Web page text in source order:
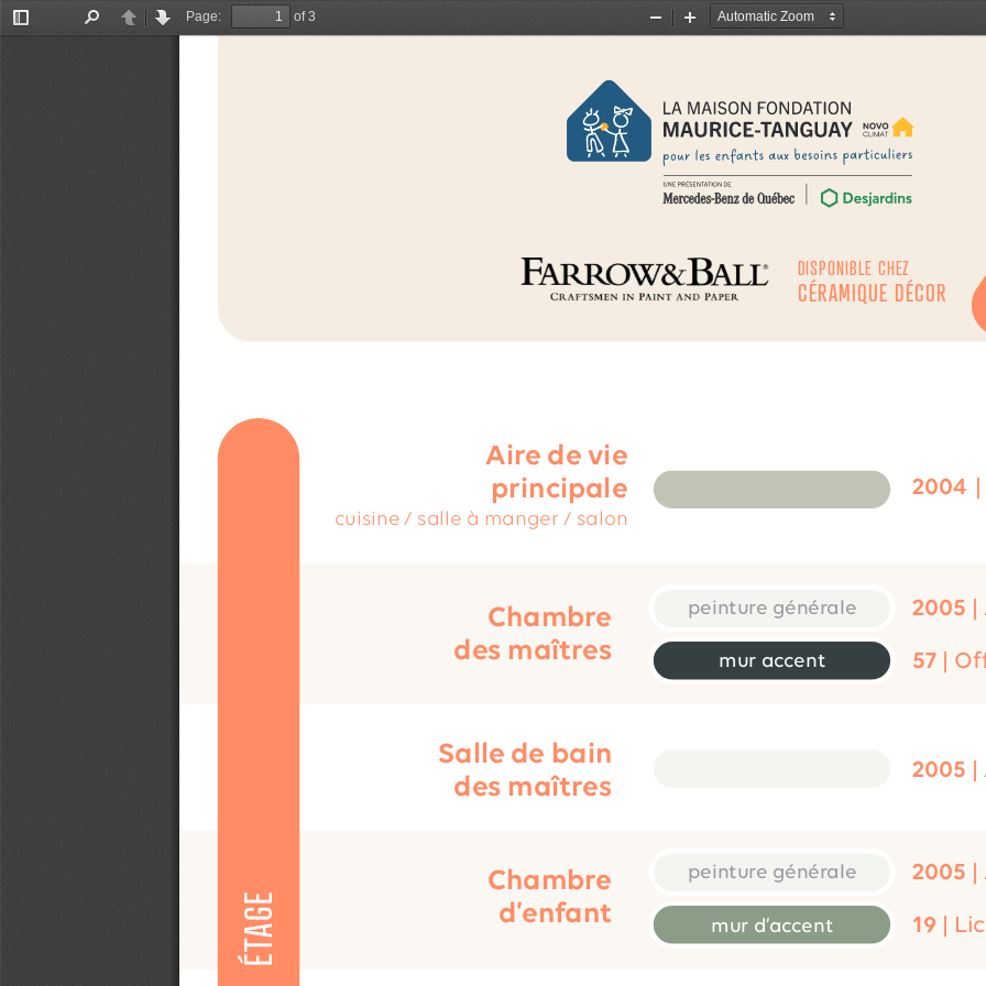
Toggle
PreviousNext
Page:
of 3
Zoom
Zoom
2004
2005 |
Aire de vie
principale
cuisine / salle à manger / salon
Chambre
des maîtres
Salle de bain
des maîtres
57 |
2005 |
peinture générale
mur accent
DISPONIBLE CHEZ
CÉRAMIQUE DÉCOR
Chambre
d’enfant
19 |
2005 |
peinture générale
mur d’accent
ÉTAGE